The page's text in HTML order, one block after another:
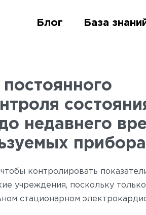
Блог База
недавнего
чтобы контролировать
учреждения, поскольку
стационарном
Блог База